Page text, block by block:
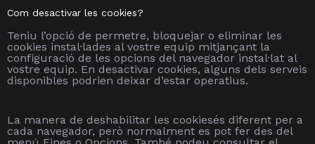
Com desactivar les cookies?
Teniu l’opció de permetre, bloquejar o eliminar les
cookies instal·lades al vostre equip mitjançant la
configuració de les opcions del navegador instal·lat al
vostre equip. En desactivar cookies, alguns dels serveis
disponibles podrien deixar d’estar operatius.
La manera de deshabilitar les cookiesés diferent per a
cada navegador, però normalment es pot fer des del